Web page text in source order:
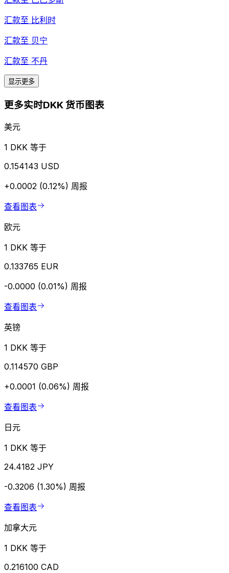
汇款至 比利时
汇款至 贝宁
汇款至 不丹
显示更多
更多实时DKK 货币图表
美元
1 DKK 等于
0.154143 USD
+0.0002 (0.12%) 周报
查看图表
欧元
1 DKK 等于
0.133765 EUR
-0.0000 (0.01%) 周报
查看图表
英镑
1 DKK 等于
0.114570 GBP
+0.0001 (0.06%) 周报
查看图表
日元
1 DKK 等于
24.4182 JPY
-0.3206 (1.30%) 周报
查看图表
加拿大元
1 DKK 等于
0.216100 CAD